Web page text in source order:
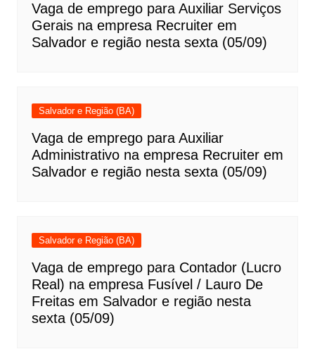
Vaga de emprego para Auxiliar Serviços
Gerais na empresa Recruiter em
Salvador e região nesta sexta (05/09)
Salvador e Região (BA)
Vaga de emprego para Auxiliar
Administrativo na empresa Recruiter em
Salvador e região nesta sexta (05/09)
Salvador e Região (BA)
Vaga de emprego para Contador (Lucro
Real) na empresa Fusível / Lauro De
Freitas em Salvador e região nesta
sexta (05/09)